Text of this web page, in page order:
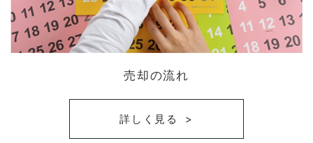
売却の流れ
詳しく見る